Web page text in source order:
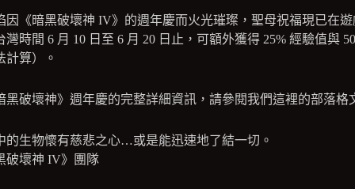
因《暗黑破壞神 IV》的週年慶而火光璀璨，聖母祝福現已在
灣時間 6 月 10 日至 6 月 20 日止，可額外獲得 25% 經驗值與
計算）。
黑破壞神》週年慶的完整詳細資訊，請參閱我們這裡的部落格
的生物懷有慈悲之心…或是能迅速地了結一切。
壞神 IV》團隊